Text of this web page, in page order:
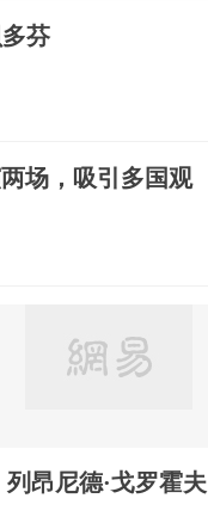
芬
场，吸引多国观
昂尼德·戈罗霍夫